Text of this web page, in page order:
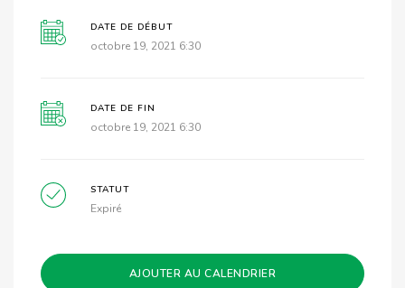
DATE DE DÉBUT
octobre 19, 2021 6:30
DATE DE FIN
octobre 19, 2021 6:30
STATUT
Expiré
AJOUTER AU CALENDRIER